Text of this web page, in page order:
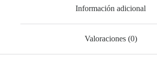
Información adicional
Valoraciones (0)